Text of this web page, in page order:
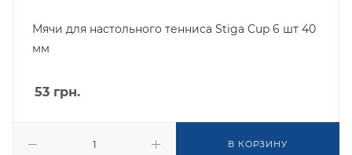
Мячи для настольного тенниса Stiga Cup 6 шт 40
мм
53 грн.
В КОРЗИНУ